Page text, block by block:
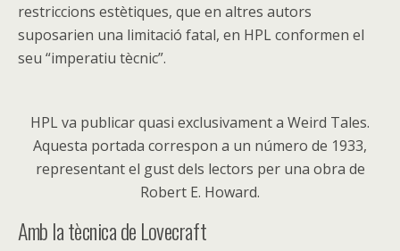
restriccions estètiques, que en altres autors
suposarien una limitació fatal, en HPL conformen el
seu “imperatiu tècnic”.
HPL va publicar quasi exclusivament a Weird Tales.
Aquesta portada correspon a un número de 1933,
representant el gust dels lectors per una obra de
Robert E. Howard.
Amb la tècnica de Lovecraft